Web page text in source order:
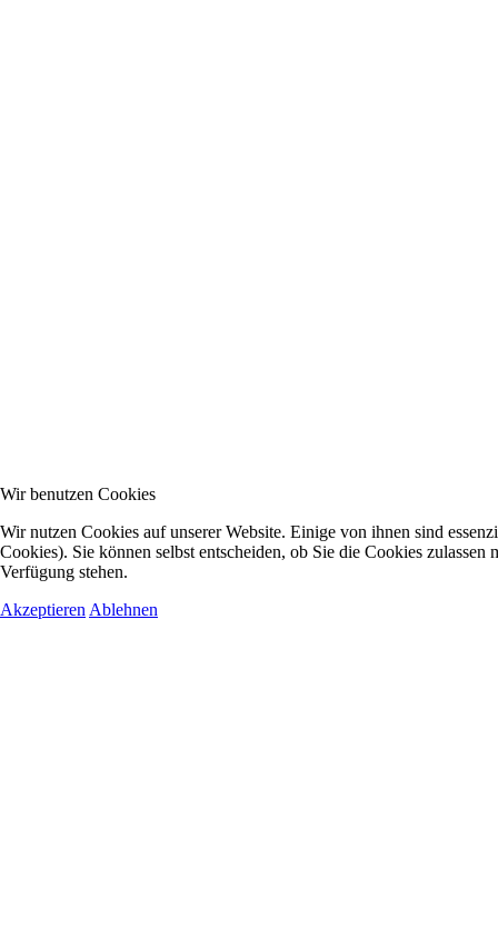
Wir benutzen Cookies
Wir nutzen Cookies auf unserer Website. Einige von ihnen sind
Cookies). Sie können selbst entscheiden, ob Sie die Cookies
Verfügung stehen.
Akzeptieren Ablehnen